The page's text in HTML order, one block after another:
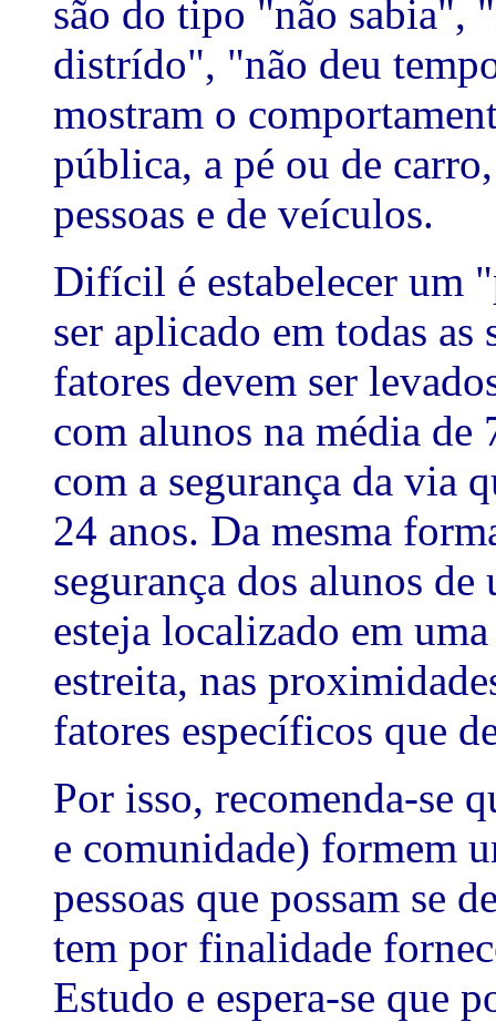
são do tipo "não sabia",
distrído", "não deu
mostram o
pública, a pé ou de
pessoas e de veículos.
Difícil é estabelecer um
ser aplicado em todas
fatores devem ser
com alunos na média de
com a segurança da via
24 anos. Da mesma
segurança dos alunos
esteja localizado em
estreita, nas
fatores específicos que
Por isso, recomenda-se
e comunidade) formem
pessoas que possam se
tem por finalidade
Estudo e espera-se que